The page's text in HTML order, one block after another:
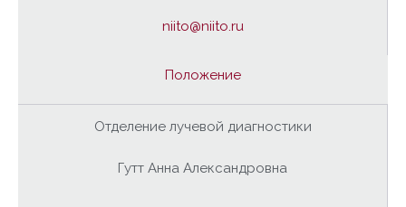
niito@niito.ru
Положение
Отделение лучевой диагностики
Гутт Анна Александровна